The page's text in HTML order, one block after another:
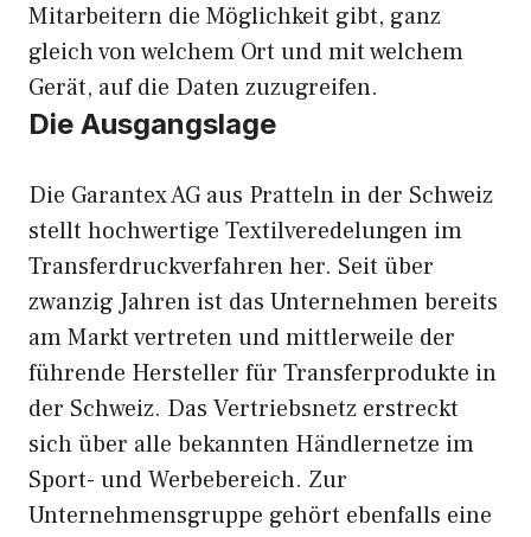
Mitarbeitern die Möglichkeit gibt, ganz
gleich von welchem Ort und mit welchem
Gerät, auf die Daten zuzugreifen.
Die Ausgangslage
Die Garantex AG aus Pratteln in der Schweiz
stellt hochwertige Textilveredelungen im
Transferdruckverfahren her. Seit über
zwanzig Jahren ist das Unternehmen bereits
am Markt vertreten und mittlerweile der
führende Hersteller für Transferprodukte in
der Schweiz. Das Vertriebsnetz erstreckt
sich über alle bekannten Händlernetze im
Sport- und Werbebereich. Zur
Unternehmensgruppe gehört ebenfalls eine